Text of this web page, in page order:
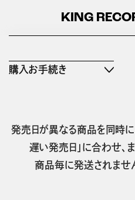
KING
購入お手続き
発売日が異なる商品を同時
遅い発売日」に合わせ、
商品毎に発送されませ